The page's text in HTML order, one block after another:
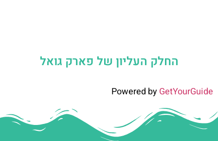
החלק העליון של פארק גואל
Powered byGetYourGuide